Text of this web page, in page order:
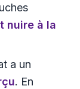
nuire à la
a un
. En